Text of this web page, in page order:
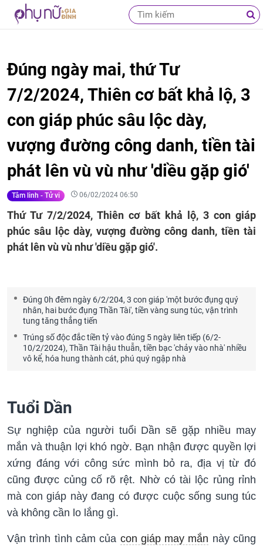
Đúng ngày mai, thứ Tư
7/2/2024, Thiên cơ bất khả lộ, 3
con giáp phúc sâu lộc dày,
vượng đường công danh, tiền tài
phát lên vù vù như 'diều gặp gió'
Tâm linh - Tử vi 06/02/2024 06:50
Thứ Tư 7/2/2024, Thiên cơ bất khả lộ, 3 con giáp
phúc sâu lộc dày, vượng đường công danh, tiền tài
phát lên vù vù như 'diều gặp gió'.
Đúng 0h đêm ngày 6/2/204, 3 con giáp 'một bước đụng quý
nhân, hai bước đụng Thần Tài', tiền vàng sung túc, vận trình
tung tăng thẳng tiến
Trúng số độc đắc tiền tỷ vào đúng 5 ngày liên tiếp (6/2-
10/2/2024), Thần Tài hậu thuẫn, tiền bạc 'chảy vào nhà' nhiều
vô kể, hóa hung thành cát, phú quý ngập nhà
Tuổi Dần
Sự nghiệp của người tuổi Dần sẽ gặp nhiều may
mắn và thuận lợi khó ngờ. Bạn nhận được quyền lợi
xứng đáng với công sức mình bỏ ra, địa vị từ đó
cũng được củng cố rõ rệt. Nhờ có tài lộc rủng rỉnh
mà con giáp này đang có được cuộc sống sung túc
và không cần lo lắng gì.
Vận trình tình cảm của con giáp may mắn này cũng